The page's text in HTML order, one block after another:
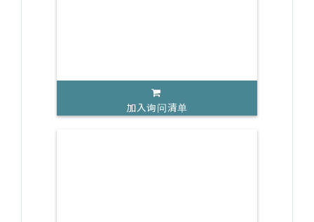
加入询问清单